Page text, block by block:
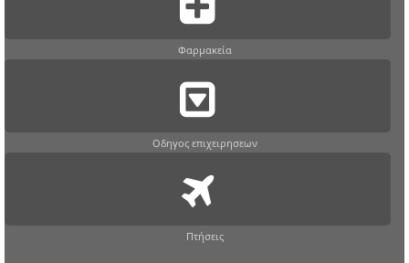
Φαρμακεία
Οδηγος επιχειρησεων
Πτήσεις